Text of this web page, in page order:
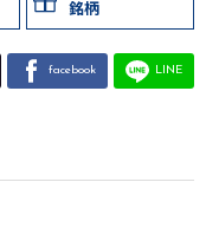
銘柄
facebook LINE